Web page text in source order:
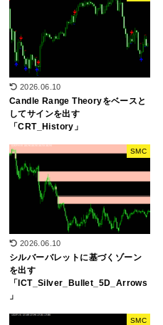
2026.06.10
Candle Range Theoryをベースと
してサインを出す
「CRT_History」
SMC
2026.06.10
シルバーバレットに基づくゾーン
を出す
「ICT_Silver_Bullet_5D_Arrows
」
SMC